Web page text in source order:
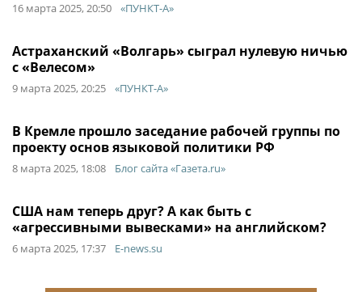
16 марта 2025, 20:50 «ПУНКТ-А»
Астраханский «Волгарь» сыграл нулевую ничью
с «Велесом»
9 марта 2025, 20:25 «ПУНКТ-А»
В Кремле прошло заседание рабочей группы по
проекту основ языковой политики РФ
8 марта 2025, 18:08 Блог сайта «Газета.ru»
США нам теперь друг? А как быть с
«агрессивными вывесками» на английском?
6 марта 2025, 17:37 E-news.su